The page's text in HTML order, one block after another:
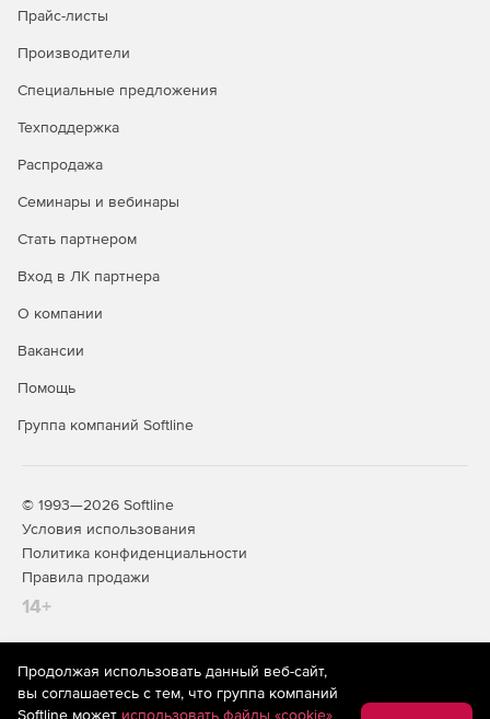
Доступ к электронной почте через web-браузер
активность, ведение журналов.
Защита коммуникации по протоколу SSL.
обмену почтой за пределами корпоративной сети.
Поддержка установления ограничений на размер
почтовых ящиков.
Возможность запуска на платформе базы данных SQL
Прайс-листы
Производители
Специальные предложения
Техподдержка
Распродажа
Семинары и вебинары
Стать партнером
Вход в ЛК партнера
О компании
Вакансии
Помощь
Группа компаний Softline
© 1993—2026 Softline
Условия использования
Политика конфиденциальности
Правила продажи
14+
На информационном ресурсе store.softline.ru применяются
рекомендательные технологии(информационные технологии
Продолжая использовать данный веб-сайт,
вы соглашаетесь с тем, что группа компаний
Softline может использовать файлы «cookie»